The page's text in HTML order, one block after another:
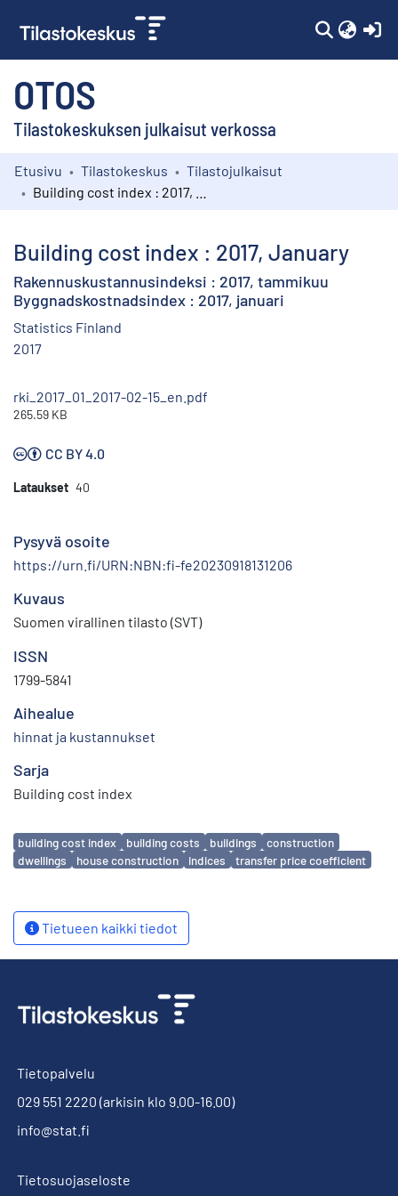
OTOS
Tilastokeskuksen julkaisut verkossa
Kokoelmat
Etusivu Tilastokeskus
Tilastojulkaisut
Building cost index : 2017, January
Rakennuskustannusindeksi : 2017, tammikuu
Byggnadskostnadsindex : 2017, januari
Statistics Finland
2017
rki_2017_01_2017-02-15_en.pdf
265.59 KB
CC BY 4.0
Lataukset 40
Pysyvä osoite
https://urn.fi/URN:NBN:fi-fe20230918131206
Kuvaus
Suomen virallinen tilasto (SVT)
ISSN
1799-5841
Aihealue
hinnat ja kustannukset
Sarja
Building cost index
Avainsanat
building cost index building costs buildings
construction
dwellings
house construction indices transfer price coefficient
Tietueen kaikki tiedot
Tietopalvelu
029 551 2220 (arkisin klo 9.00-16.00)
info@stat.fi
Tietosuojaseloste